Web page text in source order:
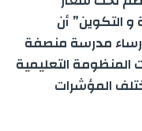
و التكوين” أن
مدرسة منصفة
التعليمية
المؤشرات